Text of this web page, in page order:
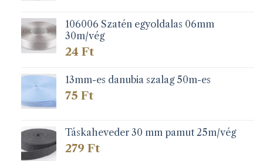
106006 Szatén egyoldalas 06mm
30m/vég
24 Ft
13mm-es danubia szalag 50m-es
75 Ft
Táskaheveder 30 mm pamut 25m/vég
279 Ft